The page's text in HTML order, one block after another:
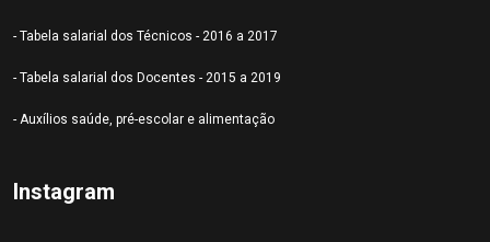
- Tabela salarial dos Técnicos - 2016 a 2017
- Tabela salarial dos Docentes - 2015 a 2019
- Auxílios saúde, pré-escolar e alimentação
Instagram